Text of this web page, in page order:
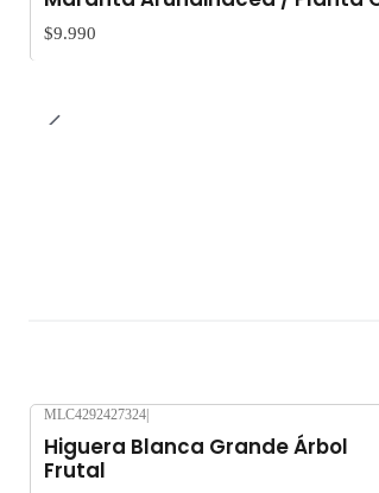
$9.990
MLC4292427324
Higuera Blanca Grande Árbol
Frutal